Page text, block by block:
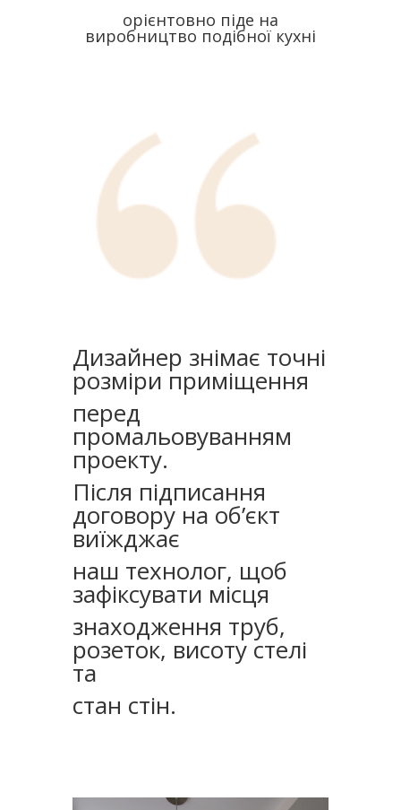
орієнтовно піде на
виробництво подібної кухні
Дизайнер знімає точні
розміри приміщення
перед
промальовуванням
проекту.
Після підписання
договору на об’єкт
виїжджає
наш технолог, щоб
зафіксувати місця
знаходження труб,
розеток, висоту стелі
та
стан стін.